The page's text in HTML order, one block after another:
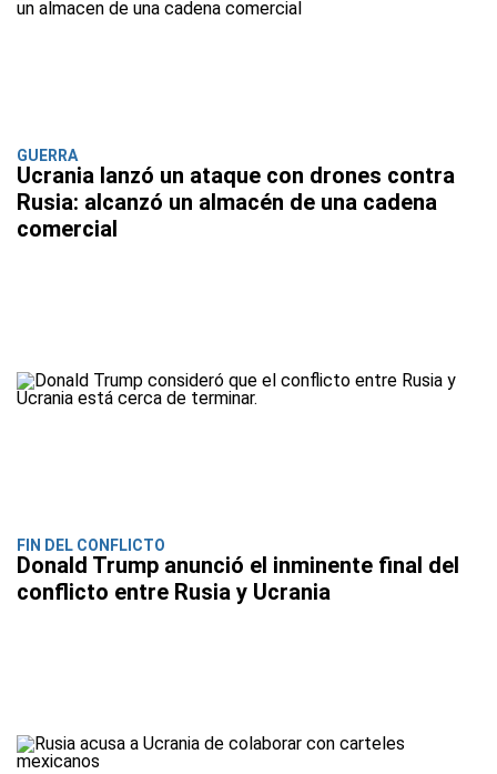
GUERRA
Ucrania lanzó un ataque con drones contra
Rusia: alcanzó un almacén de una cadena
comercial
FIN DEL CONFLICTO
Donald Trump anunció el inminente final del
conflicto entre Rusia y Ucrania